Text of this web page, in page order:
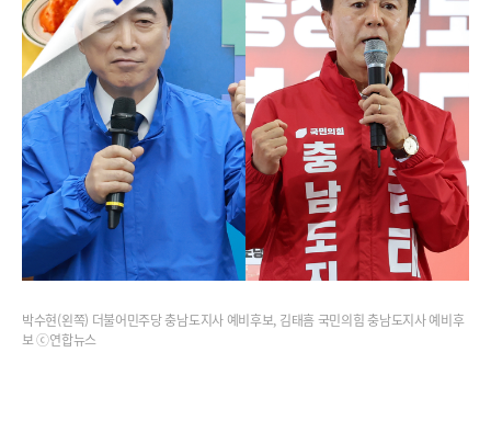
박수현(왼쪽) 더불어민주당 충남도지사 예비후보, 김태흠 국민의힘 충남도지사 예비후
보 ⓒ연합뉴스